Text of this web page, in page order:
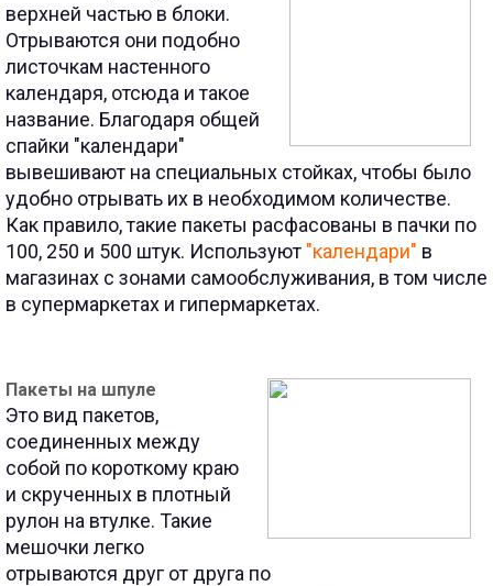
верхней частью в блоки.
Отрываются они подобно
листочкам настенного
календаря, отсюда и такое
название. Благодаря общей
спайки "календари"
вывешивают на специальных стойках, чтобы было
удобно отрывать их в необходимом количестве.
Как правило, такие пакеты расфасованы в пачки по
100, 250 и 500 штук. Используют "календари" в
магазинах с зонами самообслуживания, в том числе
в супермаркетах и гипермаркетах.
Пакеты на шпуле
Это вид пакетов,
соединенных между
собой по короткому краю
и скрученных в плотный
рулон на втулке. Такие
мешочки легко
отрываются друг от друга по